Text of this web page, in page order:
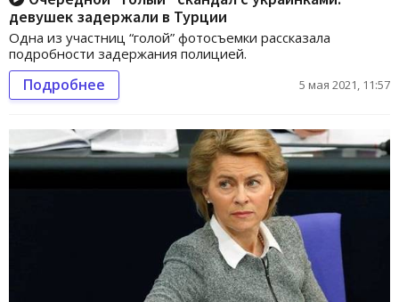
девушек задержали в Турции
Одна из участниц “голой” фотосъемки рассказала
подробности задержания полицией.
Подробнее 5 мая 2021, 11:57